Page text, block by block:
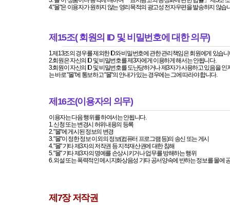
4."몰"은 이용자가 원하지 않는 영리목적의 광고성 전자우편을 발송하지 않습
제15조( 회원의 ID 및 비밀번호에 대한 의무)
1.제13조의 경우를 제외한 ID와 비밀번호에 관한 관리책임은 회원에게 있습니
2.회원은 자신의 ID 및 비밀번호를 제3자에게 이용하게 해서는 안됩니다.
3.회원이 자신의 ID 및 비밀번호를 도난당하거나 제3자가 사용하고 있음을 인
는 바로 "몰"에 통보하고 "몰"의 안내가 있는 경우에는 그에 따라야 합니다.
제16조(이용자의 의무)
이용자는 다음 행위를 하여서는 안됩니다.
1. 신청 또는 변경시 허위내용의 등록
2. "몰"에 게시된 정보의 변경
3. "몰"이 정한 정보 이외의 정보(컴퓨터 프로그램 등)의 송신 또는 게시
4. "몰" 기타 제3자의 저작권 등 지적재산권에 대한 침해
5. "몰" 기타 제3자의 명예를 손상시키거나 업무를 방해하는 행위
6. 외설 또는 폭력적인 메시지화상음성 기타 공서양속에 반하는 정보를 몰에
제7장 저작권